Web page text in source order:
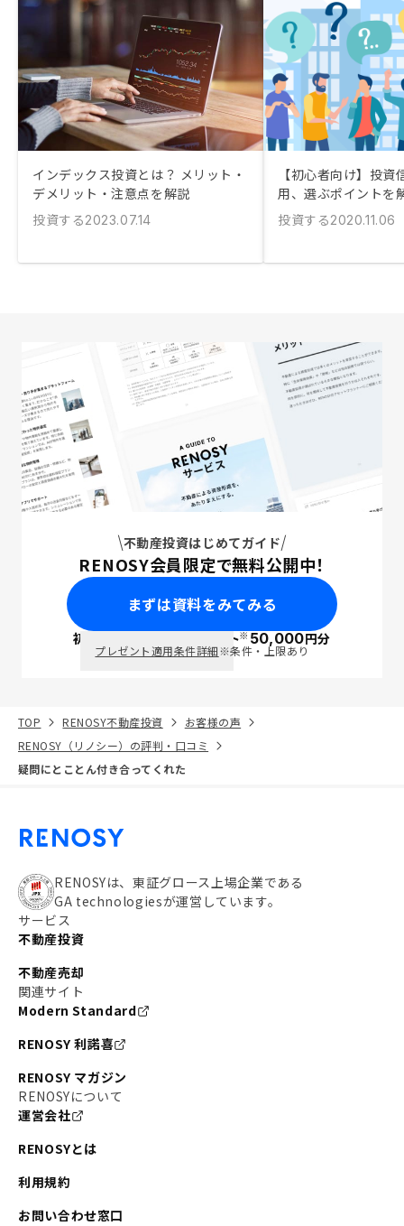
インデックス投資とは？ メリット・
デメリット・注意点を解説
投資する2023.07.14
【初心者向け】投
用、選ぶポイントを
投資する2020.11.06
不動産投資はじめてガイド
RENOSY会員限定で無料公開中！
まずは資料をみてみる
初回面談で ポイント※50,000円分
プレゼント適用条件詳細※条件・上限あり
TOP RENOSY不動産投資
お客様の声
RENOSY（リノシー）の評判・口コミ
疑問にとことん付き合ってくれた
RENOSYは、東証グロース上場企業である
GA technologiesが運営しています。
サービス
不動産投資
不動産売却
関連サイト
Modern Standard
RENOSY 利諾喜
RENOSY マガジン
RENOSYについて
運営会社
RENOSYとは
利用規約
お問い合わせ窓口